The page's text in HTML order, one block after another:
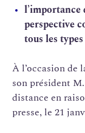
l’importance
perspective
tous les
À l’occasion de
son président
distance en
presse, le 21